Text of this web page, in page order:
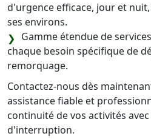
d'urgence efficace, jour et nuit,
ses environs.
Gamme étendue de
chaque besoin spécifique de
remorquage.
Contactez-nous dès
assistance fiable et
continuité de vos activités
d'interruption.